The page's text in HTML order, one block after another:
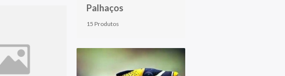
Palhaços
15 Produtos